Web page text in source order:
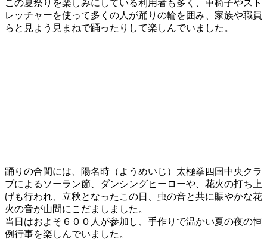
この夏祭りを楽しみにしている利用者も多く、車椅子やスト
レッチャーを使って多くの人が踊りの輪を囲み、家族や職員
らと見よう見まねで踊ったりして楽しんでいました。
踊りの合間には、陽名時（ようめいじ）太極拳四国中央クラ
ブによるソーラン節、ダンシングヒーローや、花火の打ち上
げも行われ、立秋となったこの日、虫の音と共に賑やかな花
火の音が山間にこだましました。
当日はおよそ６００人が参加し、手作りで温かい夏の夜の恒
例行事を楽しんでいました。